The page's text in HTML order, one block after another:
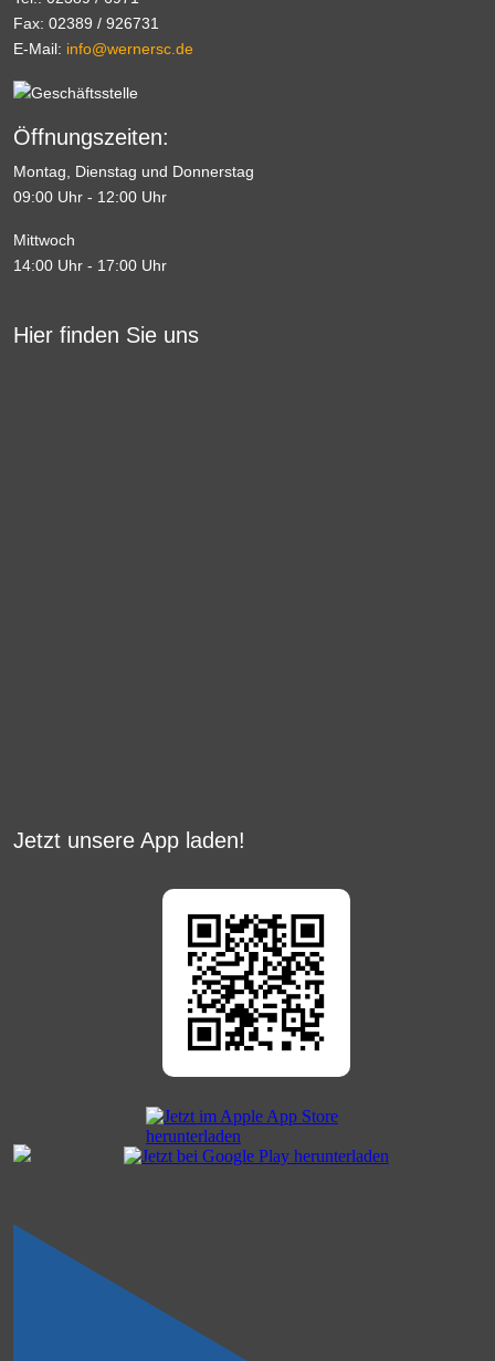
Fax: 02389 / 926731
E-Mail: info@wernersc.de
Öffnungszeiten:
Montag, Dienstag und Donnerstag
09:00 Uhr - 12:00 Uhr
Mittwoch
14:00 Uhr - 17:00 Uhr
Hier finden Sie uns
Jetzt unsere App laden!